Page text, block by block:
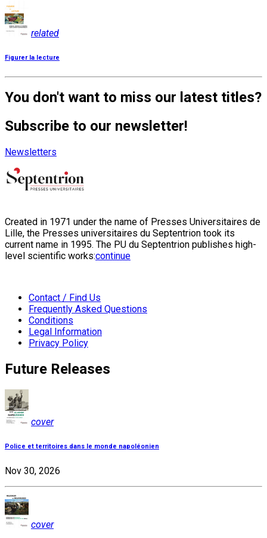
related
Figurer la lecture
You don't want to miss our latest titles?
Subscribe to our newsletter!
Newsletters
Created in 1971 under the name of Presses Universitaires de
Lille, the Presses universitaires du Septentrion took its
current name in 1995. The PU du Septentrion publishes high-
level scientific works:continue
Contact / Find Us
Frequently Asked Questions
Conditions
Legal Information
Privacy Policy
Future Releases
cover
Police et territoires dans le monde napoléonien
Nov 30, 2026
cover